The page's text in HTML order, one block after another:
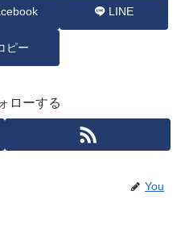
LINE
ピー
ローする
You